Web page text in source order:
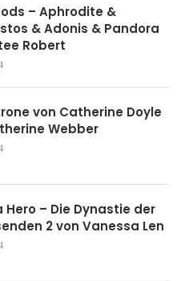
– Aphrodite &
& Adonis & Pandora
Robert
von Catherine Doyle
Webber
Hero – Die Dynastie der
2 von Vanessa Len